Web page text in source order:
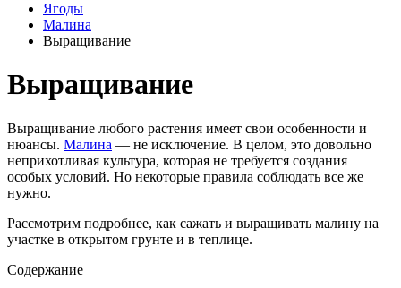
Ягоды
Малина
Выращивание
Выращивание
Выращивание любого растения имеет свои особенности и
нюансы. Малина — не исключение. В целом, это довольно
неприхотливая культура, которая не требуется создания
особых условий. Но некоторые правила соблюдать все же
нужно.
Рассмотрим подробнее, как сажать и выращивать малину на
участке в открытом грунте и в теплице.
Содержание